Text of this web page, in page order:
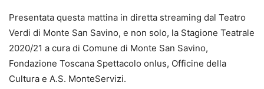
Presentata questa mattina in diretta streaming dal Teatro
Verdi di Monte San Savino, e non solo, la Stagione Teatrale
2020/21 a cura di Comune di Monte San Savino,
Fondazione Toscana Spettacolo onlus, Officine della
Cultura e A.S. MonteServizi.